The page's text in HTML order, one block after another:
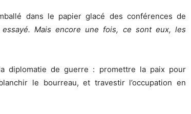
dans le papier glacé des conférences de
essayé. Mais encore une fois, ce sont eux, les
diplomatie de guerre : promettre la paix pour
le bourreau, et travestir l’occupation en